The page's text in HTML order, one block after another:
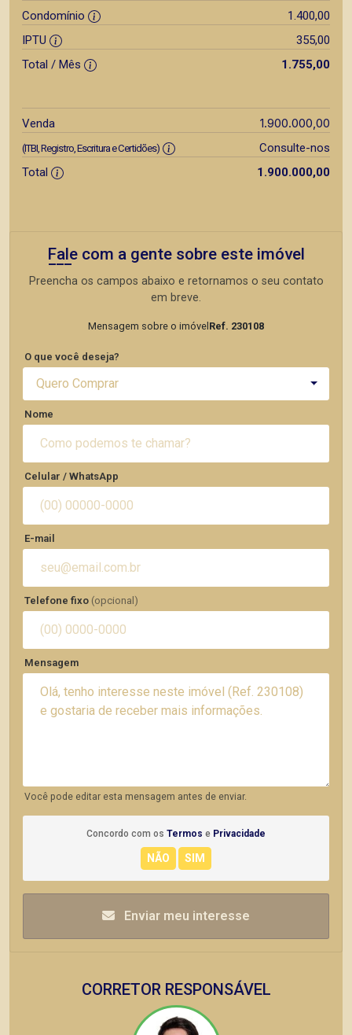
Condomínio
1.400,00
IPTU
355,00
Total / Mês
1.755,00
Venda 1.900.000,00
(ITBI, Registro, Escritura e Certidões)
Consulte-nos
Total
1.900.000,00
Fale com a gente sobre este imóvel
Preencha os campos abaixo e retornamos o seu contato
em breve.
Mensagem sobre o imóvel Ref. 230108
O que você deseja?
Quero Comprar
Nome
Celular / WhatsApp
E-mail
Telefone fixo (opcional)
Mensagem
Você pode editar esta mensagem antes de enviar.
Concordo com os Termos e Privacidade
Enviar meu interesse
CORRETOR RESPONSÁVEL